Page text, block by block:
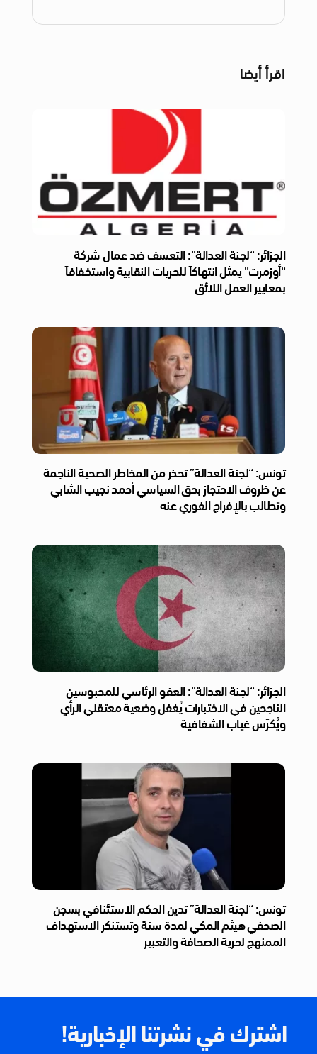
اقرأ أيضا
الجزائر: “لجنة العدالة”: التعسف ضد عمال شركة
“أوزمرت” يمثل انتهاكاً للحريات النقابية واستخفافاً
بمعايير العمل اللائق
تونس: “لجنة العدالة” تحذر من المخاطر الصحية الناجمة
عن ظروف الاحتجاز بحق السياسي أحمد نجيب الشابي
وتطالب بالإفراج الفوري عنه
الجزائر: “لجنة العدالة”: العفو الرئاسي للمحبوسين
الناجحين في الاختبارات يُغفل وضعية معتقلي الرأي
ويُكرّس غياب الشفافية
تونس: “لجنة العدالة” تدين الحكم الاستئنافي بسجن
الصحفي هيثم المكي لمدة سنة وتستنكر الاستهداف
الممنهج لحرية الصحافة والتعبير
اشترك في نشرتنا الإخبارية!